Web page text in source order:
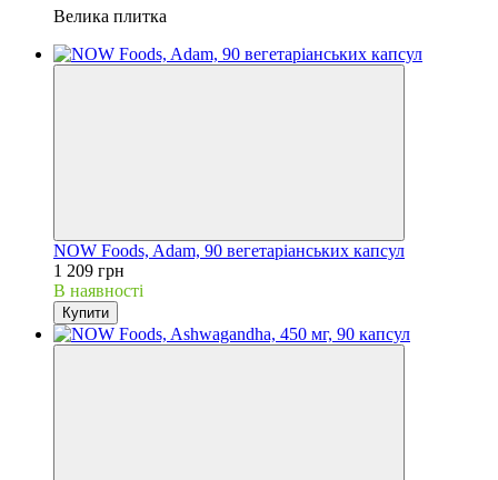
Велика плитка
NOW Foods, Adam, 90 вегетаріанських капсул
1 209 грн
В наявності
Купити